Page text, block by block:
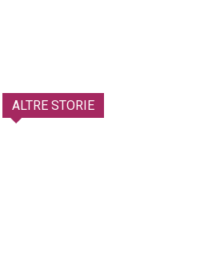
ALTRE STORIE